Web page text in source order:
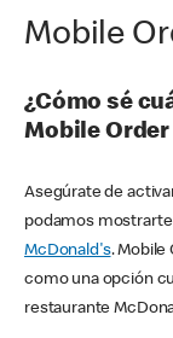
Mobile
¿Cómo sé
Mobile Order
Asegúrate de
podamos
McDonald's. Mobile
como una opción
restaurante